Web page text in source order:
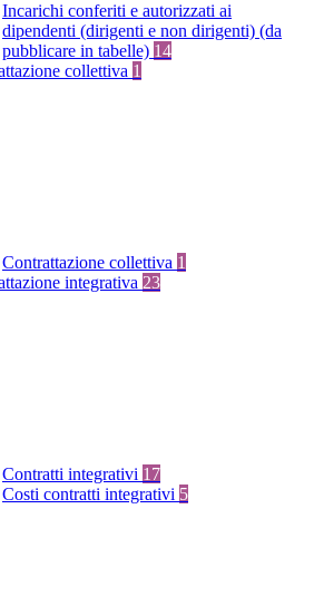
Incarichi conferiti e autorizzati ai
dipendenti (dirigenti e non dirigenti) (da
pubblicare in tabelle) 14
collettiva 1
Contrattazione collettiva 1
integrativa 23
Contratti integrativi 17
Costi contratti integrativi 5